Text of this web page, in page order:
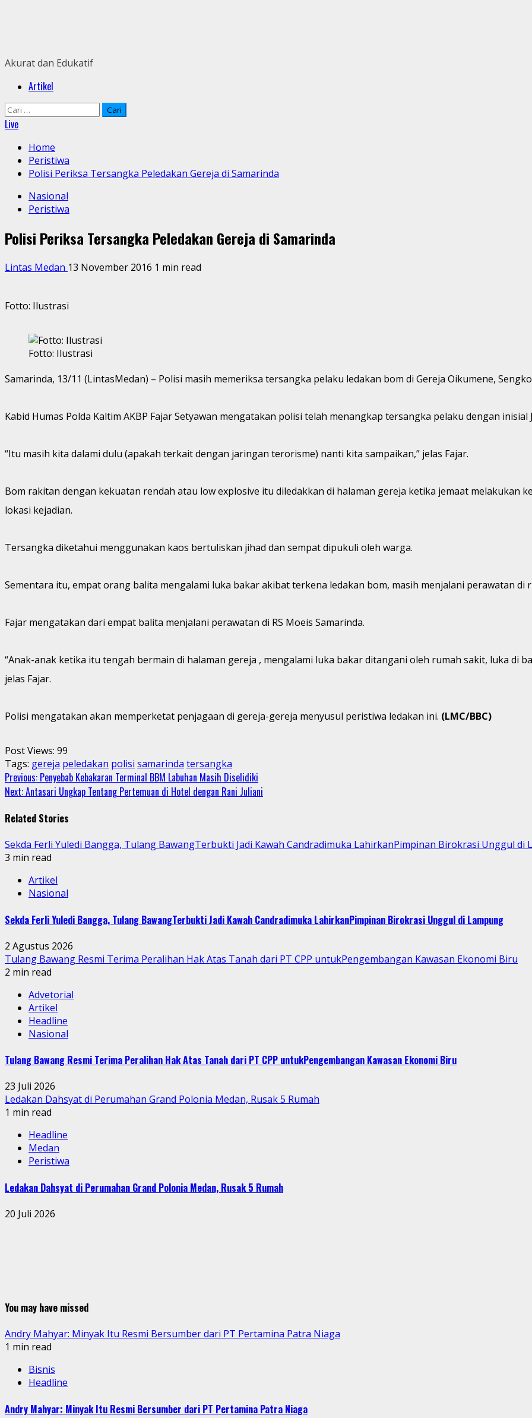
Akurat dan Edukatif
PrimaryArtikel
Cari
untuk:
Live
Home
Peristiwa
Polisi Periksa Tersangka Peledakan Gereja di Samarinda
Nasional
Peristiwa
Polisi Periksa Tersangka Peledakan Gereja di Samarinda
Lintas Medan 13 November 2016 1 min read
Fotto: Ilustrasi
Fotto: Ilustrasi
Samarinda, 13/11 (LintasMedan) – Polisi masih memeriksa tersangka pelaku ledakan bom di Gereja Oikumene,
Kabid Humas Polda Kaltim AKBP Fajar Setyawan mengatakan polisi telah menangkap tersangka pelaku dengan
“Itu masih kita dalami dulu (apakah terkait dengan jaringan terorisme) nanti kita sampaikan,” jelas Fajar.
Bom rakitan dengan kekuatan rendah atau low explosive itu diledakkan di halaman gereja ketika jemaat melakukan
lokasi kejadian.
Tersangka diketahui menggunakan kaos bertuliskan jihad dan sempat dipukuli oleh warga.
Sementara itu, empat orang balita mengalami luka bakar akibat terkena ledakan bom, masih menjalani perawatan di
Fajar mengatakan dari empat balita menjalani perawatan di RS Moeis Samarinda.
“Anak-anak ketika itu tengah bermain di halaman gereja , mengalami luka bakar ditangani oleh rumah sakit, luka di
jelas Fajar.
Polisi mengatakan akan memperketat penjagaan di gereja-gereja menyusul peristiwa ledakan ini. (LMC/BBC)
Post Views: 99
Tags: gereja peledakan polisi samarinda tersangka
Continue
Reading
Previous: Penyebab Kebakaran Terminal BBM Labuhan Masih Diselidiki
Next:Antasari Ungkap Tentang Pertemuan di Hotel dengan Rani Juliani
Related Stories
Sekda Ferli Yuledi Bangga, Tulang BawangTerbukti Jadi Kawah Candradimuka LahirkanPimpinan Birokrasi Unggul di
3 min read
Artikel
Nasional
Sekda Ferli Yuledi Bangga, Tulang BawangTerbukti Jadi Kawah Candradimuka LahirkanPimpinan Birokrasi Unggul di Lampung
2 Agustus 2026
Tulang Bawang Resmi Terima Peralihan Hak Atas Tanah dari PT CPP untukPengembangan Kawasan Ekonomi Biru
2 min read
Advetorial
Artikel
Headline
Nasional
Tulang Bawang Resmi Terima Peralihan Hak Atas Tanah dari PT CPP untukPengembangan Kawasan Ekonomi Biru
23 Juli 2026
Ledakan Dahsyat di Perumahan Grand Polonia Medan, Rusak 5 Rumah
1 min read
Headline
Medan
Peristiwa
Ledakan Dahsyat di Perumahan Grand Polonia Medan, Rusak 5 Rumah
20 Juli 2026
You may have missed
Andry Mahyar: Minyak Itu Resmi Bersumber dari PT Pertamina Patra Niaga
1 min read
Bisnis
Headline
Andry Mahyar: Minyak Itu Resmi Bersumber dari PT Pertamina Patra Niaga